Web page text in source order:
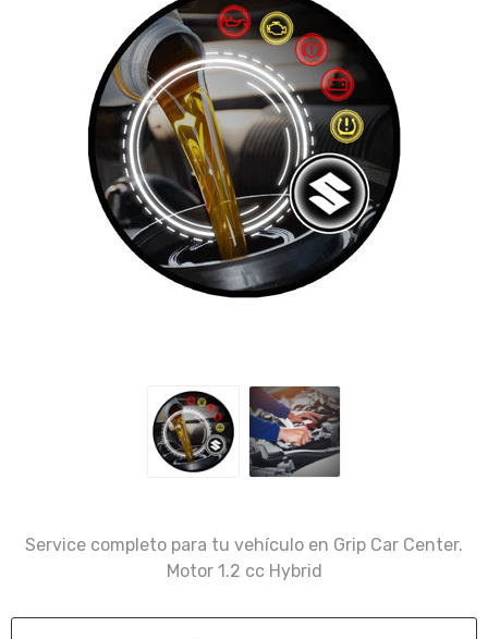
Service completo para tu vehículo en Grip Car Center.
Motor 1.2 cc Hybrid